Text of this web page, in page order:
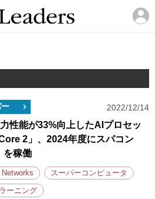
2022/12/14
性能が33%向上したAIプロセッ
2」、2024年度にスパコン
を稼働
Networks スーパーコンピュータ
ーニング